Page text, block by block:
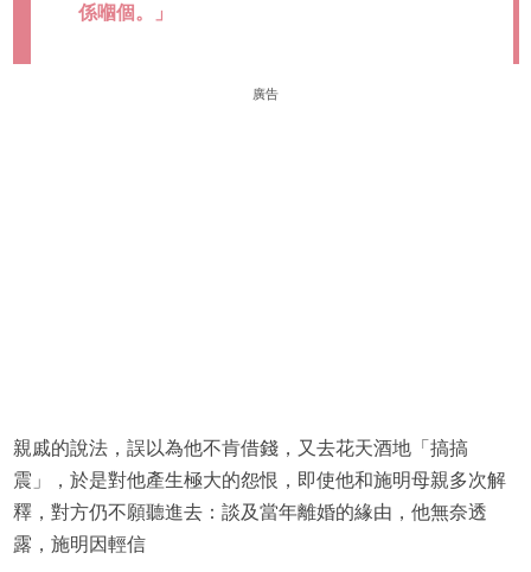
係嗰個。」
廣告
親戚的說法，誤以為他不肯借錢，又去花天酒地「搞搞
震」，於是對他產生極大的怨恨，即使他和施明母親多次解
釋，對方仍不願聽進去：談及當年離婚的緣由，他無奈透
露，施明因輕信